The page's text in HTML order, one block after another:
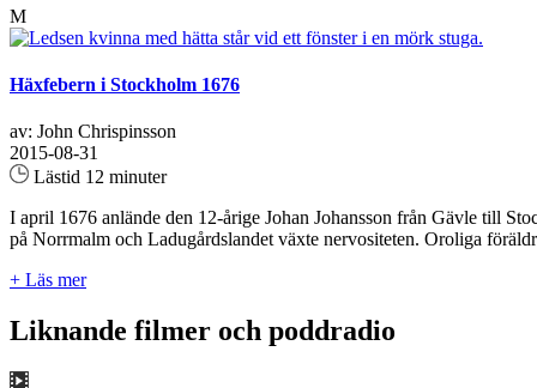
M
Häxfebern i Stockholm 1676
av: John Chrispinsson
2015-08-31
Lästid 12 minuter
I april 1676 anlände den 12-årige Johan Johansson från Gävle till
på Norrmalm och Ladugårdslandet växte nervositeten. Oroliga
+ Läs mer
Liknande filmer och poddradio